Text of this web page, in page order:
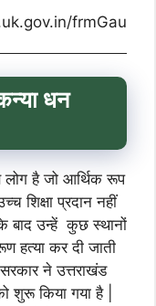
धन
है जो आर्थिक रूप
शिक्षा प्रदान नहीं
बाद उन्हें कुछ स्थानों
हत्या कर दी जाती
ने उत्तराखंड
शुरू किया गया है |